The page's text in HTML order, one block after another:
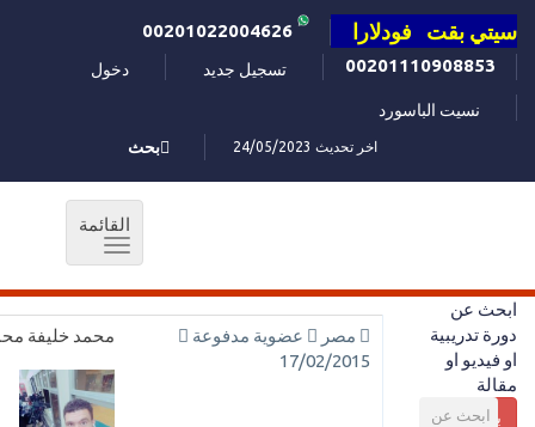
سيتي بقت فودلارا
00201110908853
تسجيل جديد دخول
نسيت الباسورد
اخر تحديث 24/05/2023 بحث
القائمة
Toggle
ابحث عن
دورة تدريبية
او فيديو او
مقالة
بحث
محمد خليفة مصر
عضوية مدفوعة
17/02/2015